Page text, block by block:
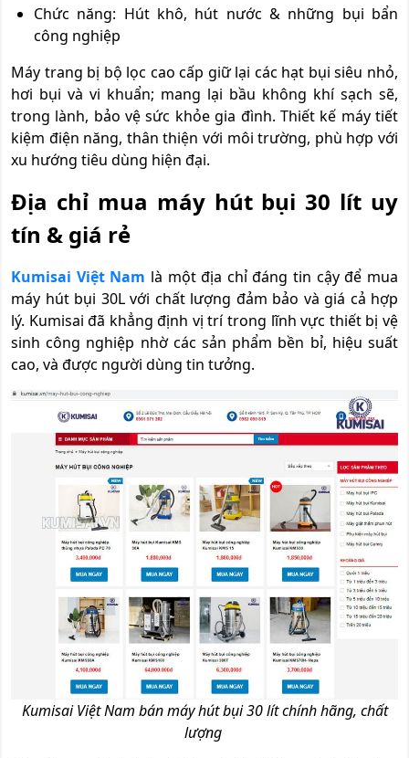
Chức năng: Hút khô, hút nước & những bụi bẩn
công nghiệp
Máy trang bị bộ lọc cao cấp giữ lại các hạt bụi siêu nhỏ,
hơi bụi và vi khuẩn; mang lại bầu không khí sạch sẽ,
trong lành, bảo vệ sức khỏe gia đình. Thiết kế máy tiết
kiệm điện năng, thân thiện với môi trường, phù hợp với
xu hướng tiêu dùng hiện đại.
Địa chỉ mua máy hút bụi 30 lít uy
tín & giá rẻ
Kumisai Việt Nam là một địa chỉ đáng tin cậy để mua
máy hút bụi 30L với chất lượng đảm bảo và giá cả hợp
lý. Kumisai đã khẳng định vị trí trong lĩnh vực thiết bị vệ
sinh công nghiệp nhờ các sản phẩm bền bỉ, hiệu suất
cao, và được người dùng tin tưởng.
Kumisai Việt Nam bán máy hút bụi 30 lít chính hãng, chất
lượng